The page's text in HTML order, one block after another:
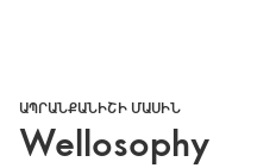
ԱՊՐԱՆՔԱՆԻՇԻ ՄԱՍԻՆ
Wellosophy